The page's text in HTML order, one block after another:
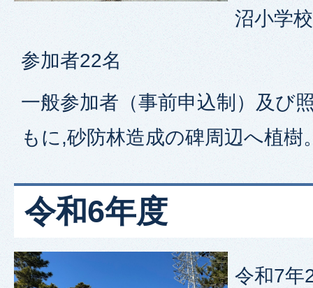
沼小学
参加者22名
一般参加者（事前申込制）及び
もに,砂防林造成の碑周辺へ植樹
令和6年度
令和7年